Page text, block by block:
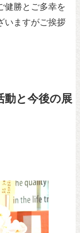
健勝とご多幸を
いますがご挨拶
動と今後の展